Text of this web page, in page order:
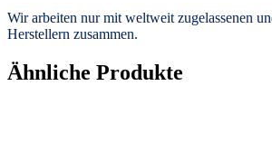
Wir arbeiten nur mit weltweit zugelassenen
Herstellern zusammen.
Ähnliche Produkte